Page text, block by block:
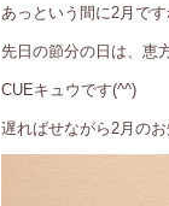
あっという間に2月です
先日の節分の日は、恵
CUEキュウです(^^)
遅ればせながら2月のお